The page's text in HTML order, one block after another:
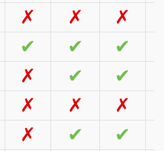
✗ ✗ ✗
✔ ✔ ✔
✗ ✔ ✔
✗ ✗ ✗
✗ ✔ ✔